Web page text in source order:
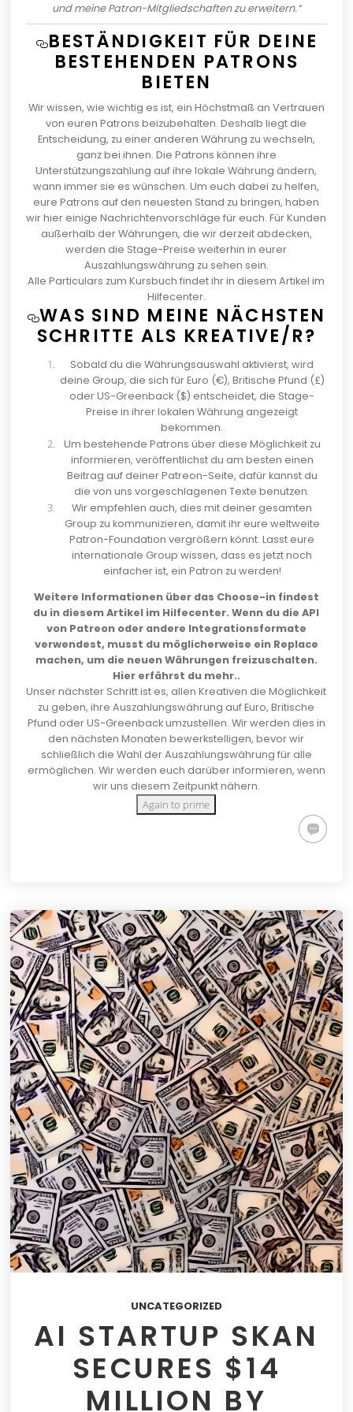
und meine Patron-Mitgliedschaften zu erweitern.“
BESTÄNDIGKEIT FÜR DEINE
BESTEHENDEN PATRONS
BIETEN
Wir wissen, wie wichtig es ist, ein Höchstmaß an Vertrauen
von euren Patrons beizubehalten. Deshalb liegt die
Entscheidung, zu einer anderen Währung zu wechseln,
ganz bei ihnen. Die Patrons können ihre
Unterstützungszahlung auf ihre lokale Währung ändern,
wann immer sie es wünschen. Um euch dabei zu helfen,
eure Patrons auf den neuesten Stand zu bringen, haben
wir hier einige Nachrichtenvorschläge für euch. Für Kunden
außerhalb der Währungen, die wir derzeit abdecken,
werden die Stage-Preise weiterhin in eurer
Auszahlungswährung zu sehen sein.
Alle Particulars zum Kursbuch findet ihr in diesem Artikel im
Hilfecenter.
WAS SIND MEINE NÄCHSTEN
SCHRITTE ALS KREATIVE/R?
Sobald du dieWährungsauswahl aktivierst, wird
deine Group, die sich für Euro (€), Britische Pfund (£)
oder US-Greenback ($) entscheidet, die Stage-
Preise in ihrer lokalen Währung angezeigt
bekommen.
Um bestehende Patrons über diese Möglichkeit zu
informieren, veröffentlichst du am besten einen
Beitrag auf deiner Patreon-Seite, dafür kannst du
die von unsvorgeschlagenen Texte benutzen.
Wir empfehlen auch, dies mit deiner gesamten
Group zu kommunizieren, damit ihr eure weltweite
Patron-Foundation vergrößern könnt. Lasst eure
internationale Group wissen, dass es jetzt noch
einfacher ist, ein Patron zu werden!
Weitere Informationen über das Choose-in findest
du in diesem Artikel im Hilfecenter. Wenn du die API
von Patreon oder andere Integrationsformate
verwendest, musst du möglicherweise ein Replace
machen, um die neuen Währungen freizuschalten.
Hier erfährst du mehr..
Unser nächster Schritt ist es, allen Kreativen die Möglichkeit
zu geben, ihre Auszahlungswährung auf Euro, Britische
Pfund oder US-Greenback umzustellen. Wir werden dies in
den nächsten Monaten bewerkstelligen, bevor wir
schließlich die Wahl der Auszahlungswährung für alle
ermöglichen. Wir werden euch darüber informieren, wenn
wir uns diesem Zeitpunkt nähern.
Again to prime
UNCATEGORIZED
AI STARTUP SKAN
SECURES $14
MILLION BY